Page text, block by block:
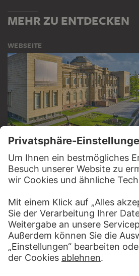
MEHR ZU ENTDECKEN
WEBSEITE
BESUCHEN SIE DAS
STÄDEL MUSEUM
ZUR WEBSEITE
KONTAKT